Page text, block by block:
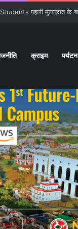
अछनेरा-टनकपुर Express
क्राइम पर्यटन